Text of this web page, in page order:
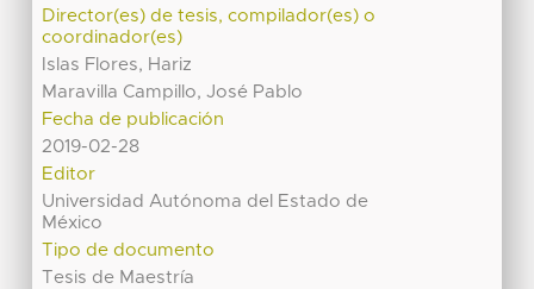
Director(es) de tesis, compilador(es) o
coordinador(es)
Islas Flores, Hariz
Maravilla Campillo, José Pablo
Fecha de publicación
2019-02-28
Editor
Universidad Autónoma del Estado de
México
Tipo de documento
Tesis de Maestría